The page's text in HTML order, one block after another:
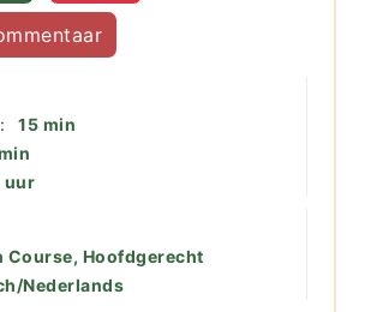
15minuten
min
uur
uur
Course, Hoofdgerecht
Nederlands